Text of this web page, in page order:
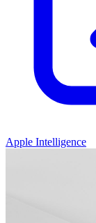
Apple Intelligence